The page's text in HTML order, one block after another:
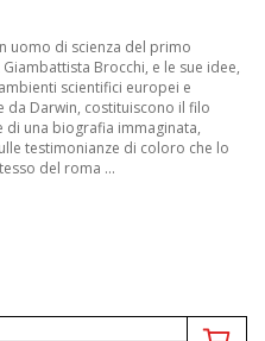
uomo di scienza del primo
Brocchi, e le sue idee,
scientifici europei e
da Darwin, costituiscono il filo
di una biografia immaginata,
testimonianze di coloro che lo
del roma ...